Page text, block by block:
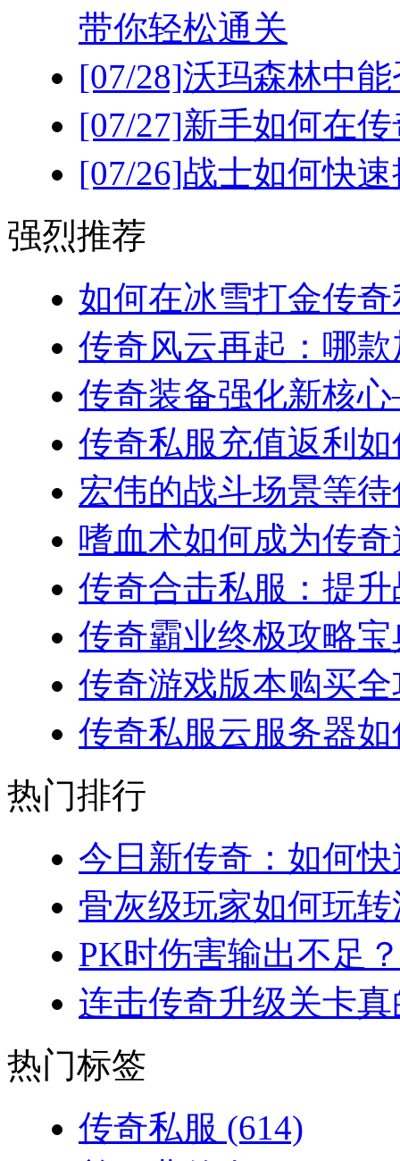
带你轻松通关
[07/28]沃玛森林中
[07/27]新手如何在
[07/26]战士如何快
强烈推荐
如何在冰雪打金传
传奇风云再起：哪
传奇装备强化新核
传奇私服充值返利
宏伟的战斗场景等
嗜血术如何成为传
传奇合击私服：提
传奇霸业终极攻略
传奇游戏版本购买
传奇私服云服务器
热门排行
今日新传奇：如何
骨灰级玩家如何玩
PK时伤害输出不足
连击传奇升级关卡
热门标签
传奇私服 (614)